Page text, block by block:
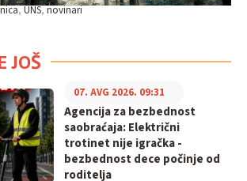
UNS novinari
JOŠ
Agencija za bezbednost
saobraćaja: Električni
trotinet nije igračka -
bezbednost dece počinje od
roditelja
07. AVG 2026. 09:31